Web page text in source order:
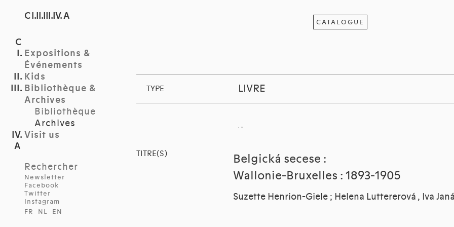
C I.II.III.IV. A
Expositions &
Événements
Kids
Bibliothèque &
Archives
Bibliothèque
Archives
Visit us
Rechercher
Newsletter
Facebook
Twitter
Instagram
FR
NL EN
CATALOGUE
TYPE LIVRE
TITRE(S)
Belgická secese :
Wallonie-Bruxelles : 1893-1905
Suzette Henrion-Giele ; Helena Luttererová , Iva